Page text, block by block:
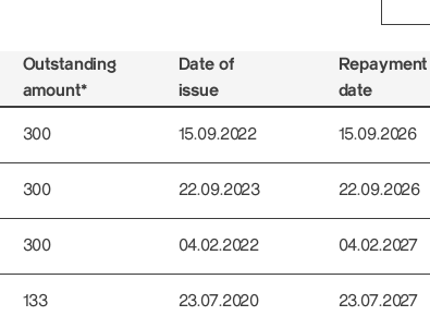
Outstanding
amount*
Date of
issue
Repayment
date
300 15.09.2022 15.09.2026
300 22.09.2023 22.09.2026
300 04.02.2022 04.02.2027
133 23.07.2020 23.07.2027